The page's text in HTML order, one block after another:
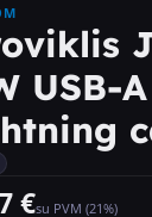
USB-
€su PVM (21%)